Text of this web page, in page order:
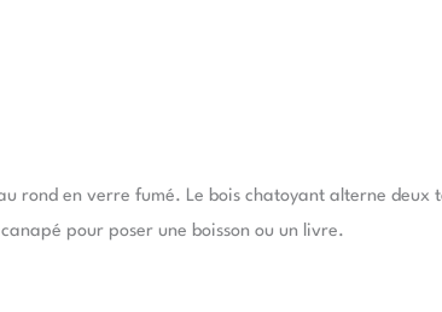
rond en verre fumé. Le bois chatoyant alterne
pour poser une boisson ou un livre.